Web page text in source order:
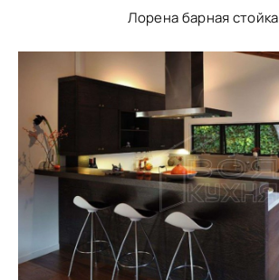
Лорена барная стойка